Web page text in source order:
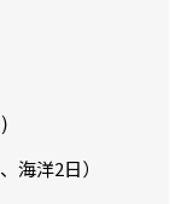
海洋2日）